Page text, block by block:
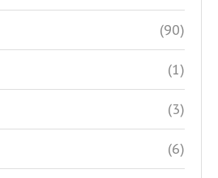
(90)
(1)
(3)
(6)